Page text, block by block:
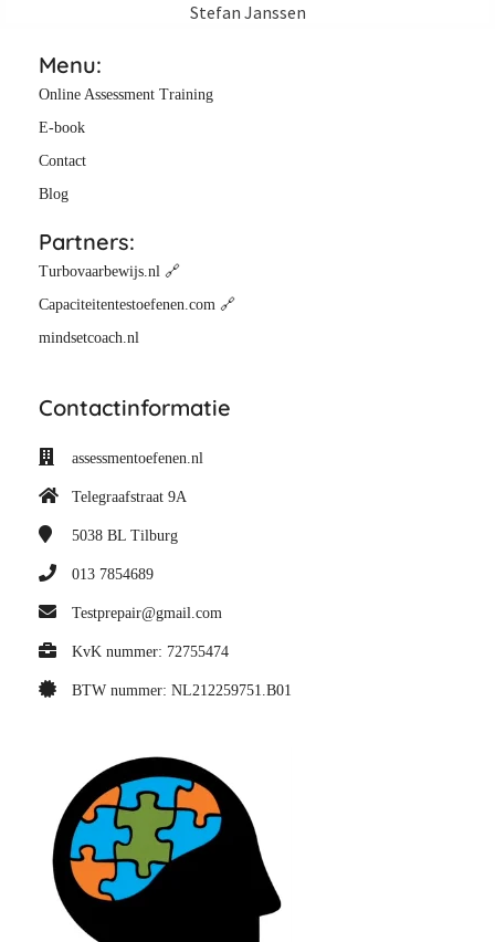
Stefan Janssen
Menu:
Online Assessment Training
E-book
Contact
Blog
Partners:
Turbovaarbewijs.nl 🔗
Capaciteitentestoefenen.com 🔗
mindsetcoach.nl
Contactinformatie
assessmentoefenen.nl
Telegraafstraat 9A
5038 BL Tilburg
013 7854689
Testprepair@gmail.com
KvK nummer: 72755474
BTW nummer: NL212259751.B01